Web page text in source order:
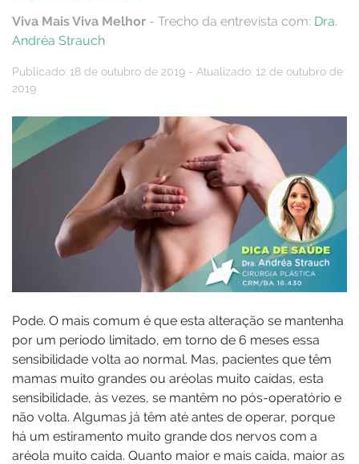
Viva Mais Viva Melhor - Trecho da entrevista com: Dra.
Andréa Strauch
Publicado: 18 de outubro de 2019 - Atualizado: 12 de outubro de
2019
Pode. O mais comum é que esta alteração se mantenha
por um período limitado, em torno de 6 meses essa
sensibilidade volta ao normal. Mas, pacientes que têm
mamas muito grandes ou aréolas muito caídas, esta
sensibilidade, às vezes, se mantêm no pós-operatório e
não volta. Algumas já têm até antes de operar, porque
há um estiramento muito grande dos nervos com a
aréola muito caída. Quanto maior e mais caída, maior as